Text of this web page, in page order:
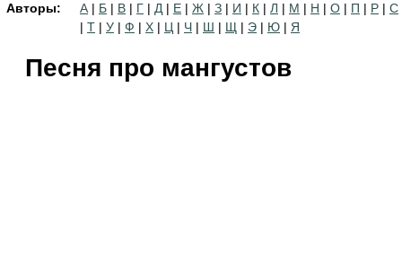
Авторы: А | Б | В | Г | Д | Е | Ж | З | И | К | Л | М | Н | О | П | Р | С
| Т | У | Ф | Х | Ц | Ч | Ш | Щ | Э | Ю | Я
Песня про мангустов